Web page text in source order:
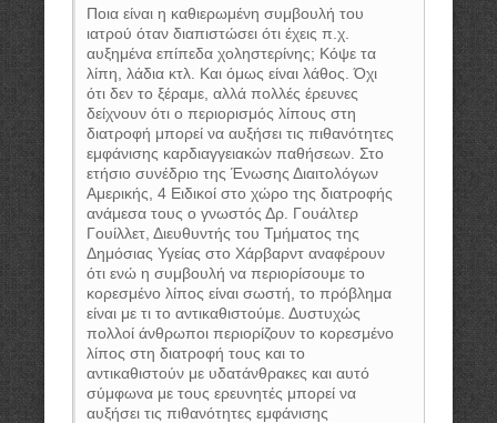
Ποια είναι η καθιερωμένη συμβουλή του
ιατρού όταν διαπιστώσει ότι έχεις π.χ.
αυξημένα επίπεδα χοληστερίνης; Κόψε τα
λίπη, λάδια κτλ. Και όμως είναι λάθος. Όχι
ότι δεν το ξέραμε, αλλά πολλές έρευνες
δείχνουν ότι ο περιορισμός λίπους στη
διατροφή μπορεί να αυξήσει τις πιθανότητες
εμφάνισης καρδιαγγειακών παθήσεων. Στο
ετήσιο συνέδριο της Ένωσης Διαιτολόγων
Αμερικής, 4 Ειδικοί στο χώρο της διατροφής
ανάμεσα τους ο γνωστός Δρ. Γουάλτερ
Γουίλλετ, Διευθυντής του Τμήματος της
Δημόσιας Υγείας στο Χάρβαρντ αναφέρουν
ότι ενώ η συμβουλή να περιορίσουμε το
κορεσμένο λίπος είναι σωστή, το πρόβλημα
είναι με τι το αντικαθιστούμε. Δυστυχώς
πολλοί άνθρωποι περιορίζουν το κορεσμένο
λίπος στη διατροφή τους και το
αντικαθιστούν με υδατάνθρακες και αυτό
σύμφωνα με τους ερευνητές μπορεί να
αυξήσει τις πιθανότητες εμφάνισης